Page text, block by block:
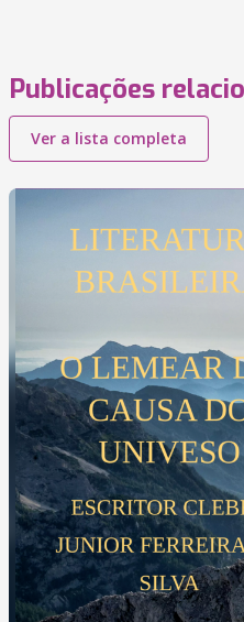
Publicações
Ver a lista completa